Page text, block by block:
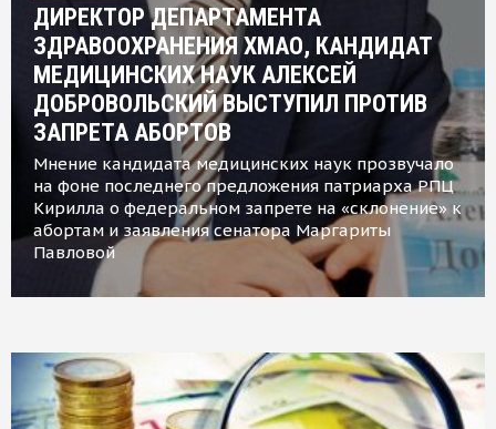
ДИРЕКТОР ДЕПАРТАМЕНТА
ЗДРАВООХРАНЕНИЯ ХМАО, КАНДИДАТ
МЕДИЦИНСКИХ НАУК АЛЕКСЕЙ
ДОБРОВОЛЬСКИЙ ВЫСТУПИЛ ПРОТИВ
ЗАПРЕТА АБОРТОВ
Мнение кандидата медицинских наук прозвучало
на фоне последнего предложения патриарха РПЦ
Кирилла о федеральном запрете на «склонение» к
абортам и заявления сенатора Маргариты
Павловой